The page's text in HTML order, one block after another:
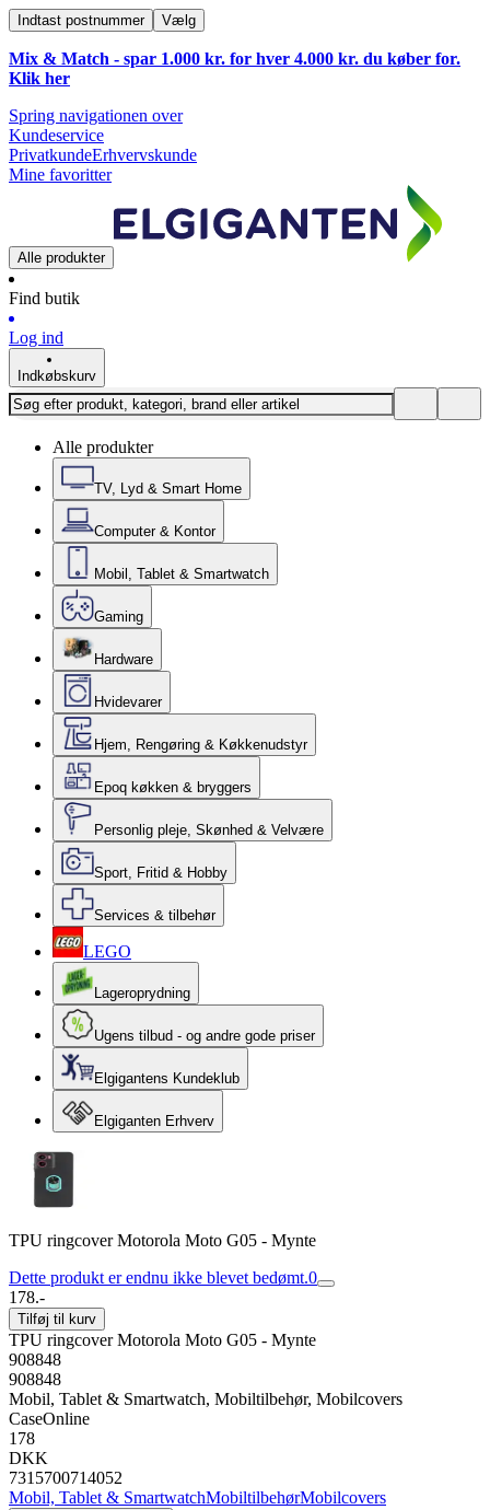
Indtast postnummer Vælg
Mix & Match - spar 1.000 kr. for hver 4.000 kr. du køber for.
Klik her
Spring navigationen over
Kundeservice
PrivatkundeErhvervskunde
Mine favoritter
Alle produkter
Find butik
Log ind
Indkøbskurv
Alle produkter
TV, Lyd & Smart Home
Computer & Kontor
Mobil, Tablet & Smartwatch
Gaming
Hardware
Hvidevarer
Hjem, Rengøring & Køkkenudstyr
Epoq køkken & bryggers
Personlig pleje, Skønhed & Velvære
Sport, Fritid & Hobby
Services & tilbehør
LEGO
Lageroprydning
Ugens tilbud - og andre gode priser
Elgigantens Kundeklub
Elgiganten Erhverv
TPU ringcover Motorola Moto G05 - Mynte
Dette produkt er endnu ikke blevet bedømt.0
178.-
Tilføj til kurv
TPU ringcover Motorola Moto G05 - Mynte
908848
908848
Mobil, Tablet & Smartwatch, Mobiltilbehør, Mobilcovers
CaseOnline
178
DKK
7315700714052
Mobil, Tablet & SmartwatchMobiltilbehørMobilcovers